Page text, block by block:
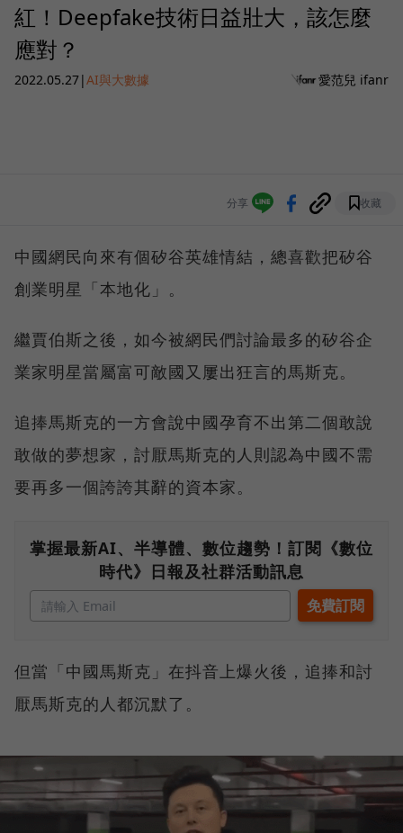
紅！Deepfake技術日益壯大，該怎麼
應對？
2022.05.27|AI與大數據 愛范兒 ifanr
分享 收藏
中國網民向來有個矽谷英雄情結，總喜歡把矽谷
創業明星「本地化」。
繼賈伯斯之後，如今被網民們討論最多的矽谷企
業家明星當屬富可敵國又屢出狂言的馬斯克。
追捧馬斯克的一方會說中國孕育不出第二個敢說
敢做的夢想家，討厭馬斯克的人則認為中國不需
要再多一個誇誇其辭的資本家。
掌握最新AI、半導體、數位趨勢！訂閱《數位
時代》日報及社群活動訊息
但當「中國馬斯克」在抖音上爆火後，追捧和討
厭馬斯克的人都沉默了。